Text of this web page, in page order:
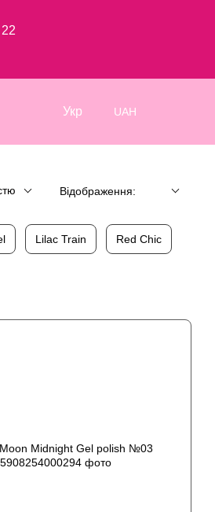
Укр UAH
Відображення:
Lilac Train Red Chic